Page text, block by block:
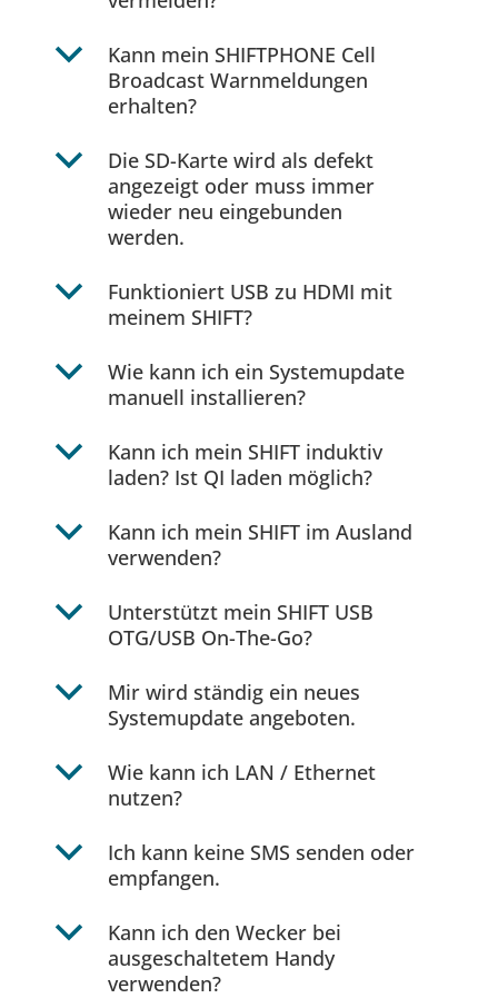
b
Kann mein SHIFTPHONE Cell
Broadcast Warnmeldungen
erhalten?
b
Die SD-Karte wird als defekt
angezeigt oder muss immer
wieder neu eingebunden
werden.
b
Funktioniert USB zu HDMI mit
meinem SHIFT?
b
Wie kann ich ein Systemupdate
manuell installieren?
b
Kann ich mein SHIFT induktiv
laden? Ist QI laden möglich?
b
Kann ich mein SHIFT im Ausland
verwenden?
b
Unterstützt mein SHIFT USB
OTG/USB On-The-Go?
b
Mir wird ständig ein neues
Systemupdate angeboten.
b
Wie kann ich LAN / Ethernet
nutzen?
b
Ich kann keine SMS senden oder
empfangen.
b
Kann ich den Wecker bei
ausgeschaltetem Handy
verwenden?